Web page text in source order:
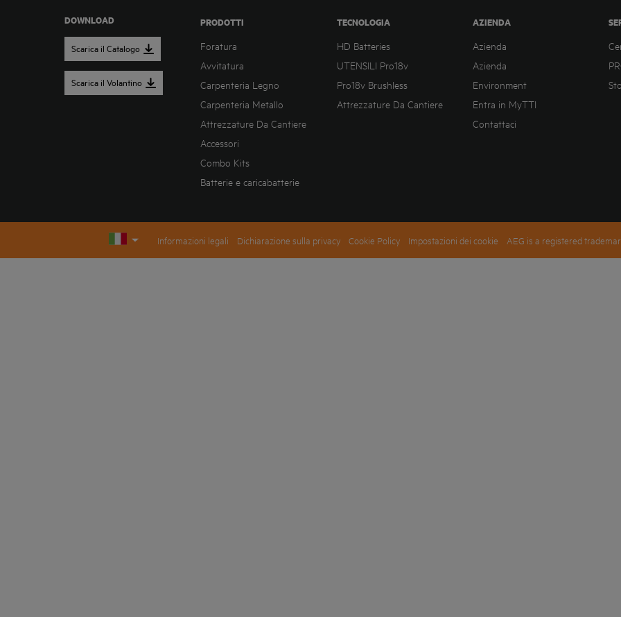
DOWNLOAD
Scarica il Catalogo
Scarica il Volantino
PRODOTTI
Foratura
Avvitatura
Carpenteria Legno
Carpenteria Metallo
Attrezzature Da Cantiere
Accessori
Combo Kits
Batterie e caricabatterie
TECNOLOGIA
HD Batteries
UTENSILI Pro18v
Pro18v Brushless
Attrezzature Da Cantiere
AZIENDA
Azienda
Azienda
Environment
Entra in MyTTI
Contattaci
Informazioni legali Dichiarazione sulla privacy Cookie Policy Impostazioni dei cookie AEG is a registered